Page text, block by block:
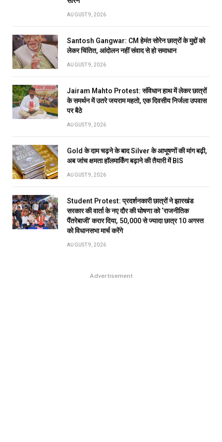
AUGUST 9, 2026
Santosh Gangwar: CM हेमंत सोरेन छात्रों के मुद्दों को
लेकर चिंतित, आंदोलन नहीं संवाद से हो समाधान
AUGUST 9, 2026
Jairam Mahto Protest: संविधान हाथ में लेकर छात्रों
के समर्थन में उतरे जयराम महतो, एक दिवसीय निर्जला उपवास
पर बैठे
AUGUST 9, 2026
Gold के दाम चढ़ने के बाद Silver के आभूषणों की मांग बढ़ी,
अब जांच क्षमता हॉलमार्किंग बढ़ाने की तैयारी में BIS
AUGUST 9, 2026
Student Protest: प्रदर्शनकारी छात्रों ने झारखंड
सरकार की वार्ता के नए दौर की घोषणा को ‘राजनीतिक
पैंतरेबाजी’ करार दिया, 50,000 से ज्यादा छात्र 10 अगस्त
को विधानसभा मार्च करेंगे
AUGUST 9, 2026
Advertisement